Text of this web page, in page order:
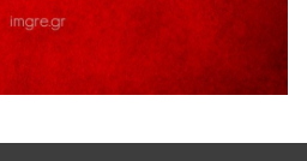
Συλλόγου Ταξιάρχη προς κ.